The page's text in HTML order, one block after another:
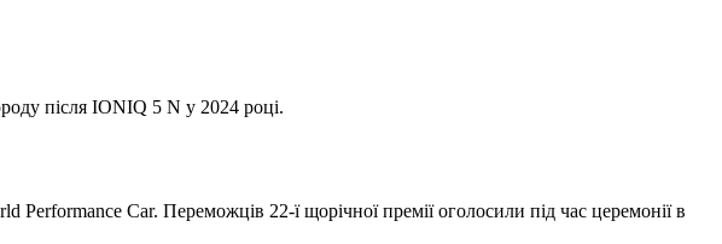
після IONIQ 5 N у 2024 році.
Car. Переможців 22-ї щорічної премії оголосили під час церемонії в